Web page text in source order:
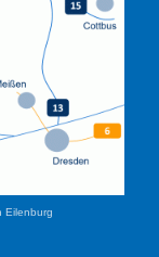
Eilenburg